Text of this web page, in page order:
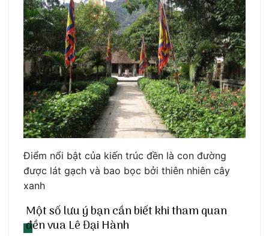
Điểm nổi bật của kiến trúc đền là con đường
được lát gạch và bao bọc bởi thiên nhiên cây
xanh
Một số lưu ý bạn cần biết khi tham quan
đền vua Lê Đại Hành